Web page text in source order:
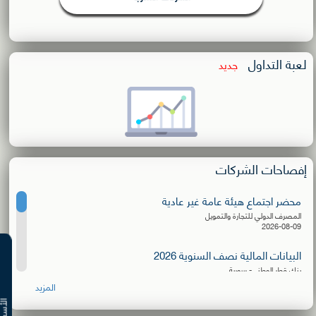
لعبة التداول جديد
إفصاحات الشركات
محضر اجتماع هيئة عامة غير عادية
المصرف الدولي للتجارة والتمويل
2026-08-09
البيانات المالية نصف السنوية 2026
بنك قطر الوطني- سورية
إعلان توزيع كسور الأسهم المجانية
المزيد